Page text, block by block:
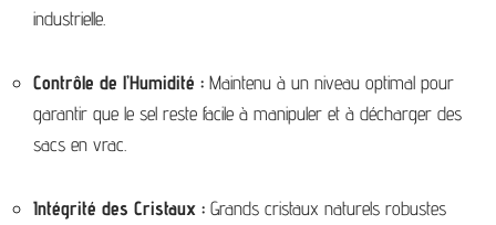
industrielle.
Contrôle de l’Humidité : Maintenu à un niveau optimal pour
garantir que le sel reste facile à manipuler et à décharger des
sacs en vrac.
Intégrité des Cristaux : Grands cristaux naturels robustes